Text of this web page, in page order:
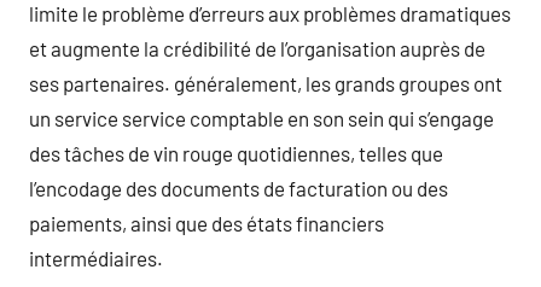
limite le problème d’erreurs aux problèmes dramatiques
et augmente la crédibilité de l’organisation auprès de
ses partenaires. généralement, les grands groupes ont
un service service comptable en son sein qui s’engage
des tâches de vin rouge quotidiennes, telles que
l’encodage des documents de facturation ou des
paiements, ainsi que des états financiers
intermédiaires.